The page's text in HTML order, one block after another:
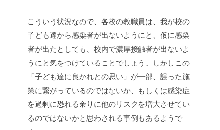
こういう状況なので、各校の教職員は、我が校の
子ども達から感染者が出ないようにと、仮に感染
者が出たとしても、校内で濃厚接触者が出ないよ
うにと気をつけていることでしょう。しかしこの
「子ども達に良かれとの思い」が一部、誤った施
策に繋がっているのではないか、もしくは感染症
を過剰に恐れる余りに他のリスクを増大させてい
るのではないかと思わされる事例もあるようで